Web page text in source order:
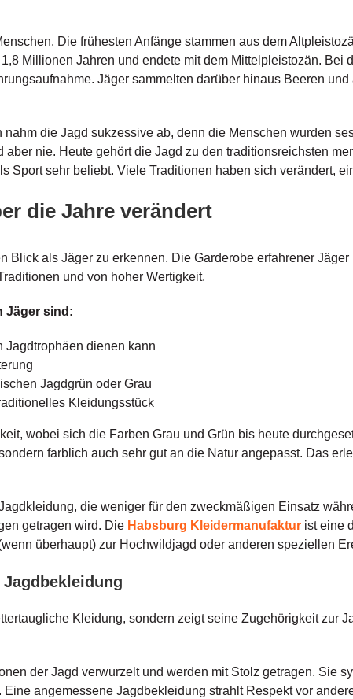
Die frühesten Anfänge stammen aus dem
Millionen Jahren und endete mit dem Mittelpleistozän. Bei
Jäger sammelten darüber hinaus Beeren
die Jagd sukzessive ab, denn die Menschen wurden
nie. Heute gehört die Jagd zu den traditionsreichsten
Sport sehr beliebt. Viele Traditionen haben sich verändert,
die Jahre verändert
Blick als Jäger zu erkennen. Die Garderobe erfahrener
und von hoher Wertigkeit.
Jäger sind:
Jagdtrophäen dienen kann
Jagdgrün oder Grau
Kleidungsstück
wobei sich die Farben Grau und Grün bis heute
farblich auch sehr gut an die Natur angepasst. Das
die weniger für den zweckmäßigen Einsatz
getragen wird. Die Habsburg Kleidermanufakturist eine
überhaupt) zur Hochwildjagd oder anderen speziellen
Kleidung, sondern zeigt seine Zugehörigkeit zur
der Jagd verwurzelt und werden mit Stolz getragen. Sie
angemessene Jagdbekleidung strahlt Respekt vor